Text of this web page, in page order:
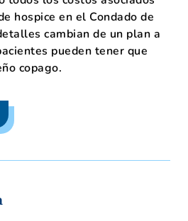
hospice en el Condado de
cambian de un plan a
pueden tener que
copago.